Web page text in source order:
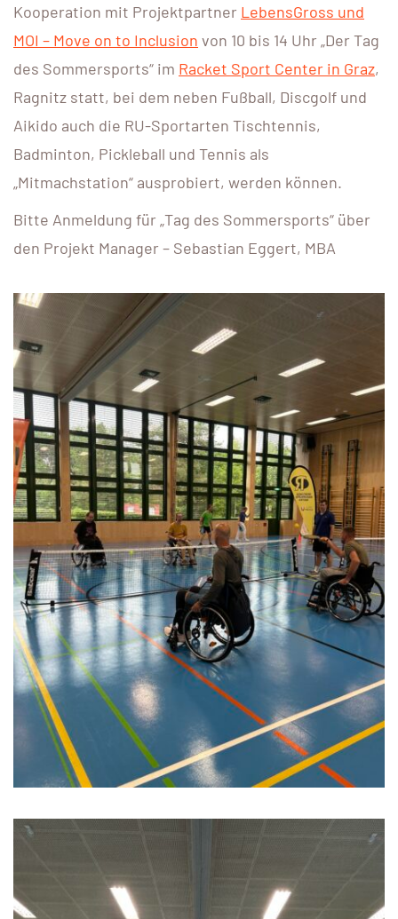
Kooperation mit Projektpartner LebensGross und
MOI – Move on to Inclusion von 10 bis 14 Uhr „Der Tag
des Sommersports“ im Racket Sport Center in Graz,
Ragnitz statt, bei dem neben Fußball, Discgolf und
Aikido auch die RU-Sportarten Tischtennis,
Badminton, Pickleball und Tennis als
„Mitmachstation“ ausprobiert, werden können.
Bitte Anmeldung für „Tag des Sommersports“ über
den Projekt Manager – Sebastian Eggert, MBA